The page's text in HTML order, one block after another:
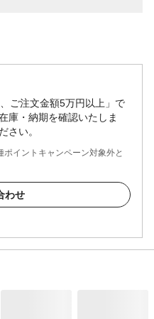
ご注文金額5万円以上」で
庫・納期を確認いたしま
さい。
イントキャンペーン対象外と
わせ